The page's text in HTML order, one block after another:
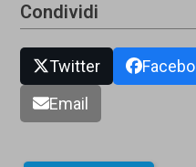
Condividi
Twitter
Email